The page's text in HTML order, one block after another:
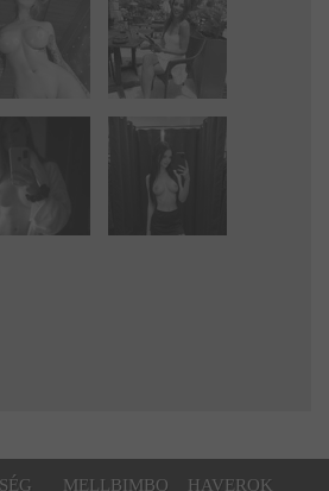
MELLBIMBO HAVEROK